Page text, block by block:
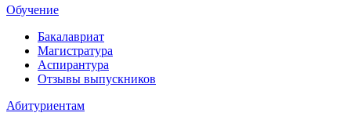
Обучение
Бакалавриат
Магистратура
Аспирантура
Отзывы выпускников
Абитуриентам